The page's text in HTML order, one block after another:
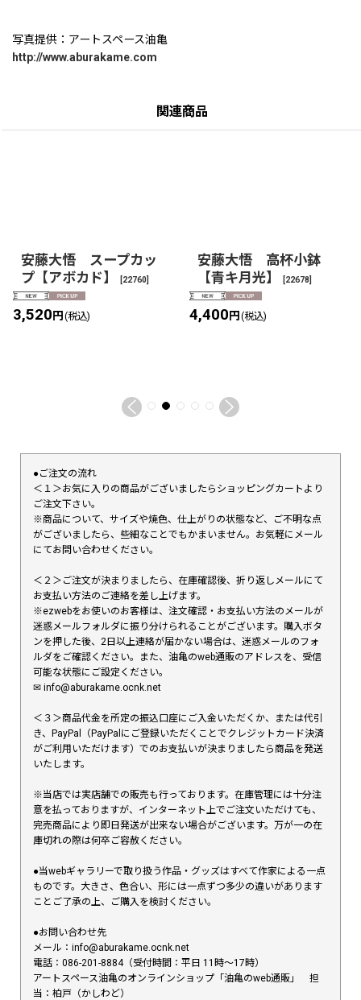
写真提供：アートスペース油亀
http://www.aburakame.com
関連商品
安藤大悟 スープカッ
プ【アボカド】
[22760]
3,520円 (税込)
安藤大悟 高杯小鉢
【青キ月光】
[22678]
4,400円 (税込)
●ご注文の流れ
＜１＞お気に入りの商品がございましたらショッピングカートより
ご注文下さい。
※商品について、サイズや焼色、仕上がりの状態など、ご不明な点
がございましたら、些細なことでもかまいません。お気軽にメール
にてお問い合わせください。
＜２＞ご注文が決まりましたら、在庫確認後、折り返しメールにて
お支払い方法のご連絡を差し上げます。
※ezwebをお使いのお客様は、注文確認・お支払い方法のメールが
迷惑メールフォルダに振り分けられることがございます。購入ボタ
ンを押した後、2日以上連絡が届かない場合は、迷惑メールのフォ
ルダをご確認ください。また、油亀のweb通販のアドレスを、受信
可能な状態にご設定ください。
✉︎ info@aburakame.ocnk.net
＜３＞商品代金を所定の振込口座にご入金いただくか、または代引
き、PayPal（PayPalにご登録いただくことでクレジットカード決済
がご利用いただけます）でのお支払いが決まりましたら商品を発送
いたします。
※当店では実店舗での販売も行っております。在庫管理には十分注
意を払っておりますが、インターネット上でご注文いただけても、
完売商品により即日発送が出来ない場合がございます。万が一の在
庫切れの際は何卒ご容赦ください。
●当webギャラリーで取り扱う作品・グッズはすべて作家による一点
ものです。大きさ、色合い、形には一点ずつ多少の違いがあります
ことご了承の上、ご購入を検討ください。
●お問い合わせ先
メール：info@aburakame.ocnk.net
電話：086-201-8884（受付時間：平日 11時〜17時）
アートスペース油亀のオンラインショップ「油亀のweb通販」 担
当：柏戸（かしわど）